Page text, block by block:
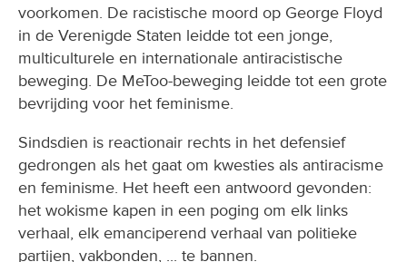
voorkomen. De racistische moord op George Floyd
in de Verenigde Staten leidde tot een jonge,
multiculturele en internationale antiracistische
beweging. De MeToo-beweging leidde tot een grote
bevrijding voor het feminisme.
Sindsdien is reactionair rechts in het defensief
gedrongen als het gaat om kwesties als antiracisme
en feminisme. Het heeft een antwoord gevonden:
het wokisme kapen in een poging om elk links
verhaal, elk emanciperend verhaal van politieke
partijen, vakbonden, ... te bannen.